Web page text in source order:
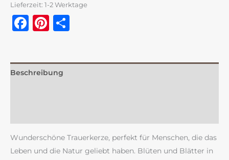
Lieferzeit: 1-2 Werktage
Facebook
Pinterest
Beschreibung
Wunderschöne Trauerkerze, perfekt für Menschen, die das
Leben und die Natur geliebt haben. Blüten und Blätter in